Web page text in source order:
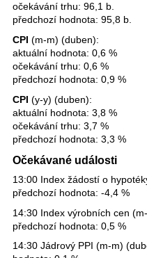
očekávání trhu: 96,1 b.
předchozí hodnota: 95,8 b.
CPI (m-m) (duben):
aktuální hodnota: 0,6 %
očekávání trhu: 0,6 %
předchozí hodnota: 0,9 %
CPI (y-y) (duben):
aktuální hodnota: 3,8 %
očekávání trhu: 3,7 %
předchozí hodnota: 3,3 %
Očekávané události
13:00 Index žádostí o
předchozí hodnota: -4,4 %
14:30 Index výrobních cen
předchozí hodnota: 0,5 %
14:30 Jádrový PPI (m-m)